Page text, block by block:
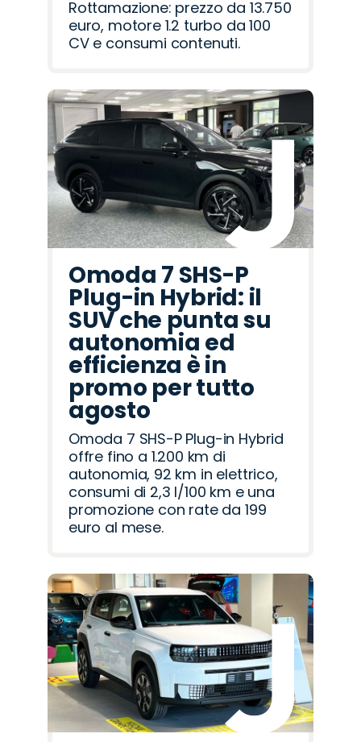
Rottamazione: prezzo da 13.750
euro, motore 1.2 turbo da 100
CV e consumi contenuti.
Omoda 7 SHS-P
Plug-in Hybrid: il
SUV che punta su
autonomia ed
efficienza è in
promo per tutto
agosto
Omoda 7 SHS-P Plug-in Hybrid
offre fino a 1.200 km di
autonomia, 92 km in elettrico,
consumi di 2,3 l/100 km e una
promozione con rate da 199
euro al mese.